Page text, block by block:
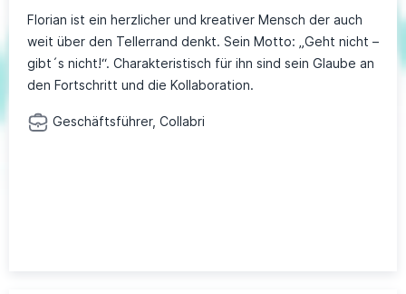
Florian ist ein herzlicher und kreativer Mensch der auch
weit über den Tellerrand denkt. Sein Motto: „Geht nicht –
gibt´s nicht!“. Charakteristisch für ihn sind sein Glaube an
den Fortschritt und die Kollaboration.
Geschäftsführer, Collabri